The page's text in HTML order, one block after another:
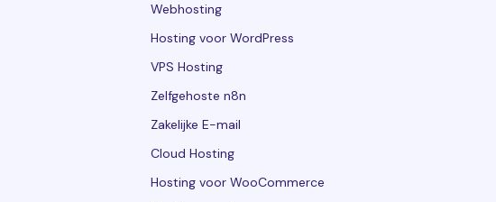
Webhosting
Hosting voor WordPress
VPS Hosting
Zelfgehoste n8n
Zakelijke E-mail
Cloud Hosting
Hosting voor WooCommerce